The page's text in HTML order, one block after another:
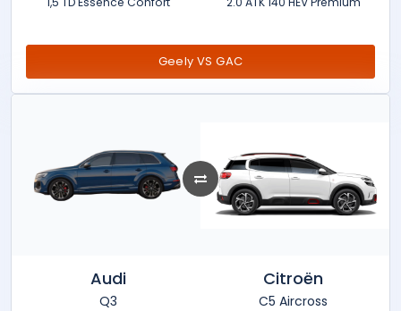
Geely VS GAC
Audi
Q3
Citroën
C5 Aircross